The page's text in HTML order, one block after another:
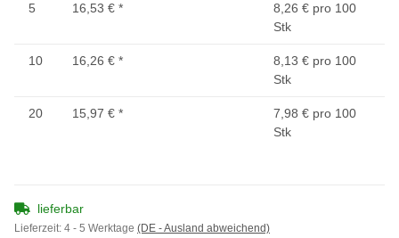
5 16,53 € *
8,26 € pro 100
Stk
10 16,26 € *
8,13 € pro 100
Stk
20 15,97 € *
7,98 € pro 100
Stk
lieferbar
Lieferzeit: 4 - 5 Werktage (DE - Ausland abweichend)